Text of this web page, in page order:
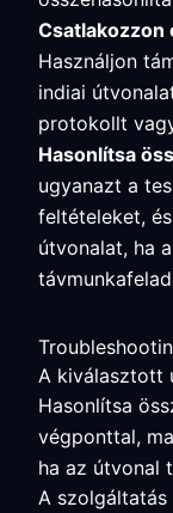
Csatlakozzon
Használjon
indiai
protokollt
Hasonlítsa
ugyanazt a
feltételeket,
útvonalat, ha
A kiválasztott
Hasonlítsa
végponttal,
ha az útvonal
A